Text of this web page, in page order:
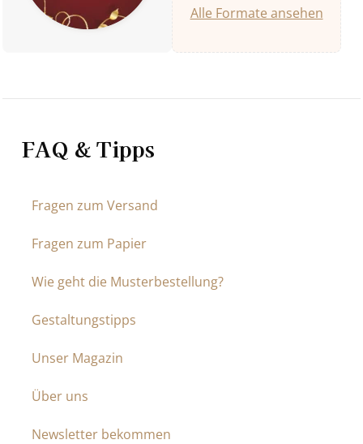
Alle Formate ansehen
FAQ & Tipps
Fragen zum Versand
Fragen zum Papier
Wie geht die Musterbestellung?
Gestaltungstipps
Unser Magazin
Über uns
Newsletter bekommen